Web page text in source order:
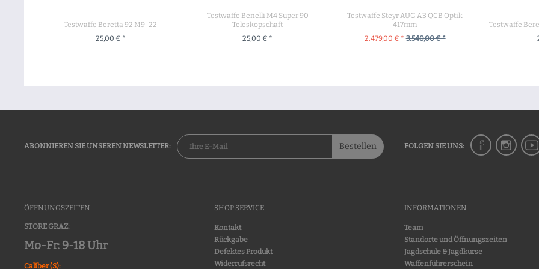
Testwaffe Beretta 92 M9-22
25,00 € *
Testwaffe Benelli M4 Super 90
Teleskopschaft
25,00 € *
Testwaffe Steyr AUG A3 QCB Optik
417mm
2.479,00 € * 3.540,00 € *
Testwaffe
ABONNIEREN SIE UNSEREN NEWSLETTER: Bestellen FOLGEN SIE UNS:
ÖFFNUNGSZEITEN
STORE GRAZ:
Mo-Fr: 9-18 Uhr
Caliber (S):
SHOP SERVICE
Kontakt
Rückgabe
Defektes Produkt
Widerrufsrecht
INFORMATIONEN
Team
Standorte und Öffnungszeiten
Jagdschule & Jagdkurse
Waffenführerschein